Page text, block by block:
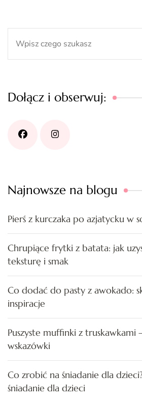
Dołącz i obserwuj:
Najnowsze na blogu
Pierś z kurczaka po azjatycku w
Chrupiące frytki z batata: jak
teksturę i smak
Co dodać do pasty z awokado:
inspiracje
Puszyste muffinki z truskawkami
wskazówki
Co zrobić na śniadanie dla
śniadanie dla dzieci